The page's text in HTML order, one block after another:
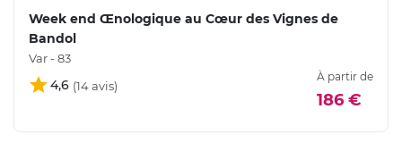
Week end Œnologique au Cœur des Vignes de
Bandol
Var - 83
4,6
À partir de
186 €